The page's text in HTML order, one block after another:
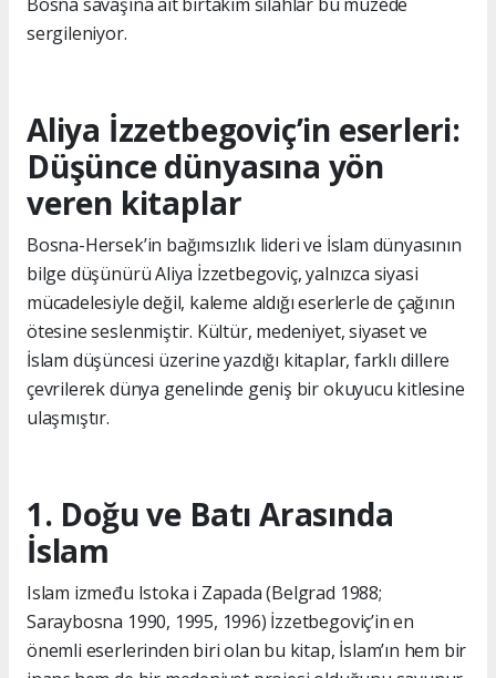
sergileniyor.
Aliya İzzetbegoviç’in eserleri:
Düşünce dünyasına yön
veren kitaplar
Bosna-Hersek’in bağımsızlık lideri ve İslam dünyasının
bilge düşünürü Aliya İzzetbegoviç, yalnızca siyasi
mücadelesiyle değil, kaleme aldığı eserlerle de çağının
ötesine seslenmiştir. Kültür, medeniyet, siyaset ve
İslam düşüncesi üzerine yazdığı kitaplar, farklı dillere
çevrilerek dünya genelinde geniş bir okuyucu kitlesine
ulaşmıştır.
1. Doğu ve Batı Arasında
İslam
Islam između Istoka i Zapada (Belgrad 1988;
Saraybosna 1990, 1995, 1996) İzzetbegoviç’in en
önemli eserlerinden biri olan bu kitap, İslam’ın hem bir